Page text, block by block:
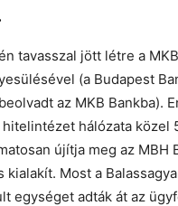
tavasszal jött létre a
(a Budapest
az MKB Bankba).
hálózata közel
újítja meg az MBH
kialakít. Most a
egységet adták át az